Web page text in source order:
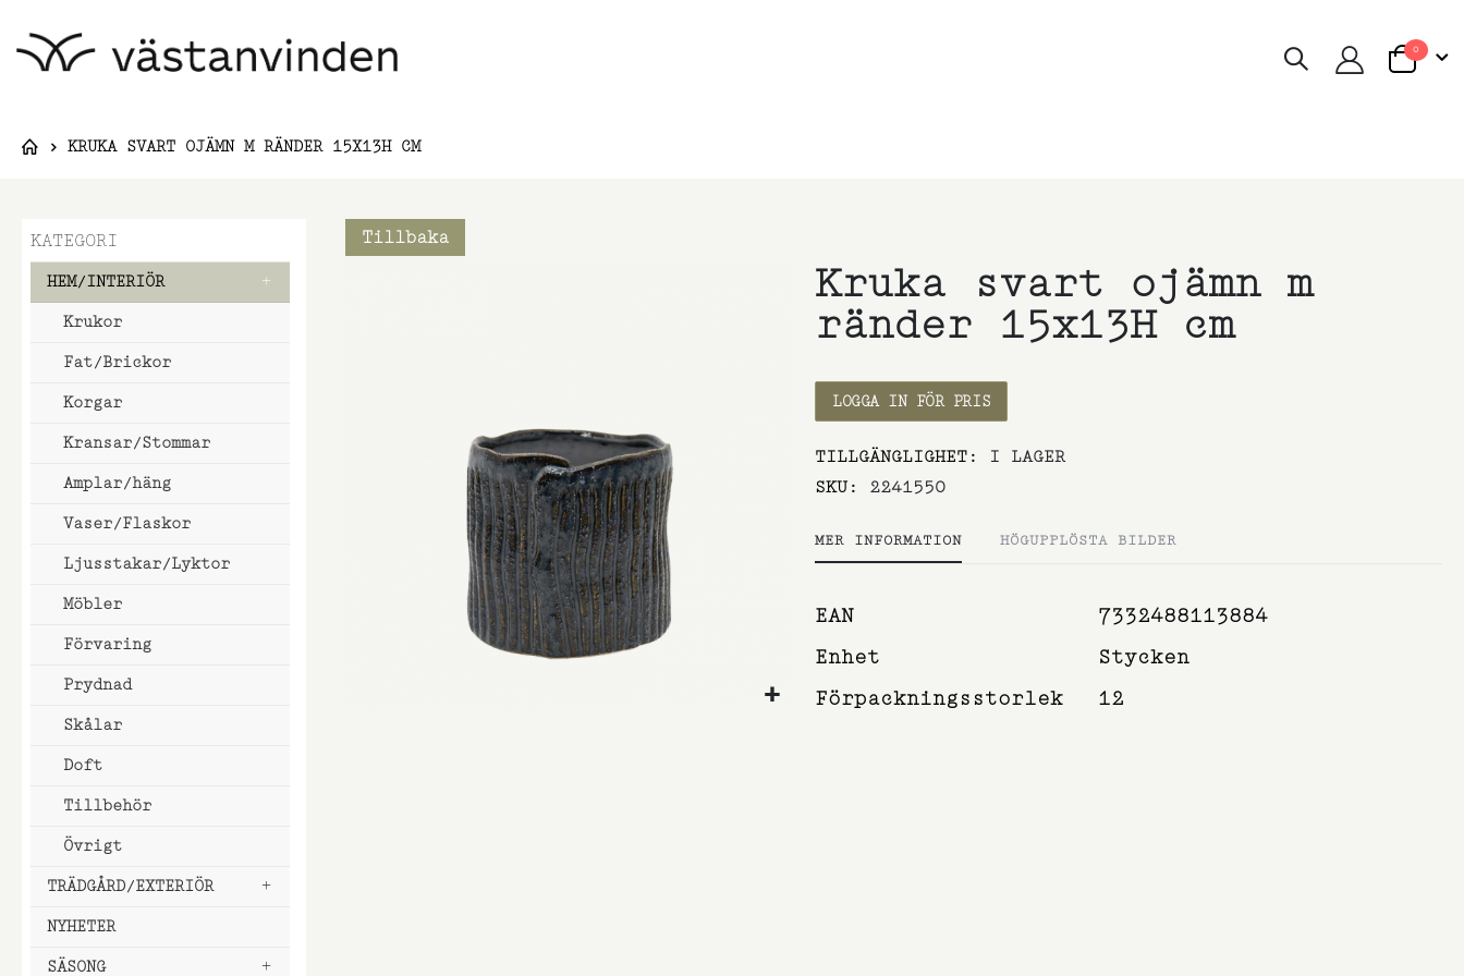
Cart
0artiklar
KRUKA SVART OJÄMN M RÄNDER 15X13H CM
Tillbaka
Kruka svart ojämn m
ränder 15x13H cm
LOGGA IN FÖR PRIS
TILLGÄNGLIGHET:
I LAGER
SKU
2241550
MER INFORMATION
Mer
EAN
7332488113884
Enhet
Stycken
Förpackningsstorlek
12
HÖGUPPLÖSTA BILDER
KATEGORI
HEM/INTERIÖR
Krukor
Fat/Brickor
Korgar
Kransar/Stommar
Amplar/häng
Vaser/Flaskor
Ljusstakar/Lyktor
Möbler
Förvaring
Prydnad
Skålar
Doft
Tillbehör
Övrigt
TRÄDGÅRD/EXTERIÖR
NYHETER
SÄSONG